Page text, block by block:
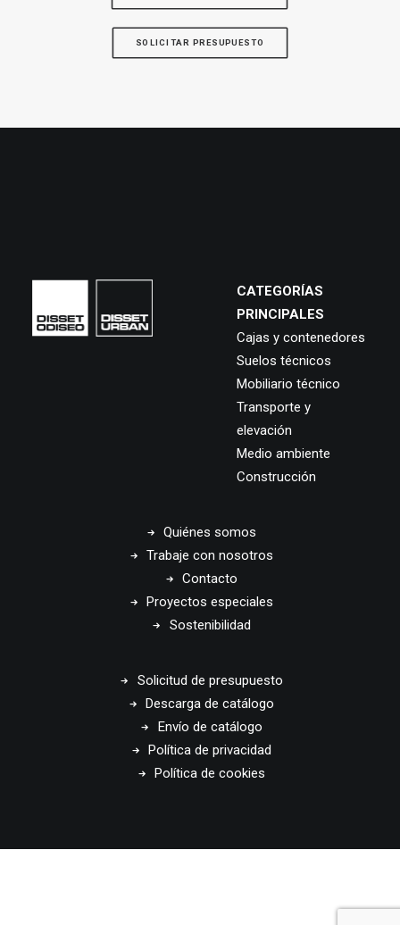
SOLICITAR PRESUPUESTO
CATEGORÍAS
PRINCIPALES
Cajas y contenedores
Suelos técnicos
Mobiliario técnico
Transporte y
elevación
Medio ambiente
Construcción
Quiénes somos
Trabaje con nosotros
Contacto
Proyectos especiales
Sostenibilidad
Solicitud de presupuesto
Descarga de catálogo
Envío de catálogo
Política de privacidad
Política de cookies